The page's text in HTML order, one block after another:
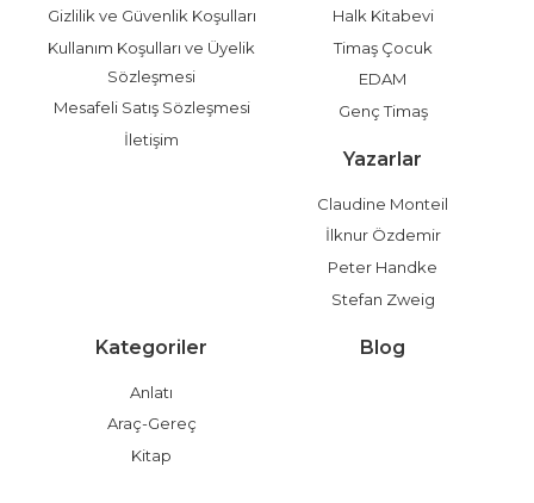
Gizlilik ve Güvenlik Koşulları
Kullanım Koşulları ve Üyelik
Sözleşmesi
Mesafeli Satış Sözleşmesi
İletişim
Halk Kitabevi
Timaş Çocuk
EDAM
Genç Timaş
Yazarlar
Claudine Monteil
İlknur Özdemir
Peter Handke
Stefan Zweig
Kategoriler
Anlatı
Araç-Gereç
Kitap
Blog